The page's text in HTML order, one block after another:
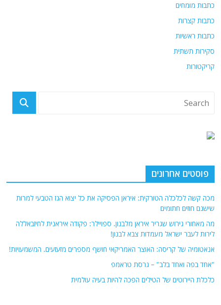
כתבות מומחים
כתבות קצרות
כתבות ראשיות
סקירות תשתית
קריקטורות
פוסטים אחרונים
מכה קשה לכלכלה הטורקית: איראן הפסיקה את כל יצוא הגז הטבעי למרות
שישנם חוזים חתומים
מה מאחורי גירוש שגריר איראן מלבנון. ספויילר: פקודה איראנית לחיזבאללה
לירות לעבר ישראל מעמדות צבא לבנון!
אנאטומיה של קריסה: האוצר האמריקאי חושף מספרים מזעזעים. המשמעויות!
"אחד בפה ואחד בלב" – גרסת טראמפ
כלכלת היירוטים של הטילים הפכה להיות בעיה עולמית